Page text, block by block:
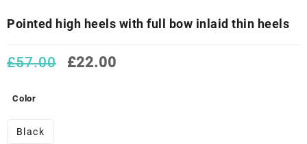
Pointed high heels with full bow inlaid thin heels
£57.00
El
£22.00
Color
Black